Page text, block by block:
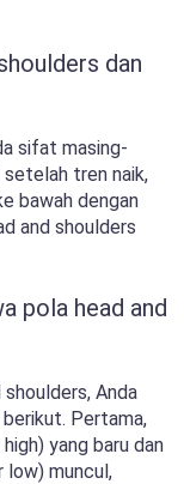
dan
sifat masing-
setelah tren naik,
bawah dengan
and shoulders
pola head and
Anda
Pertama,
yang baru dan
low) muncul,